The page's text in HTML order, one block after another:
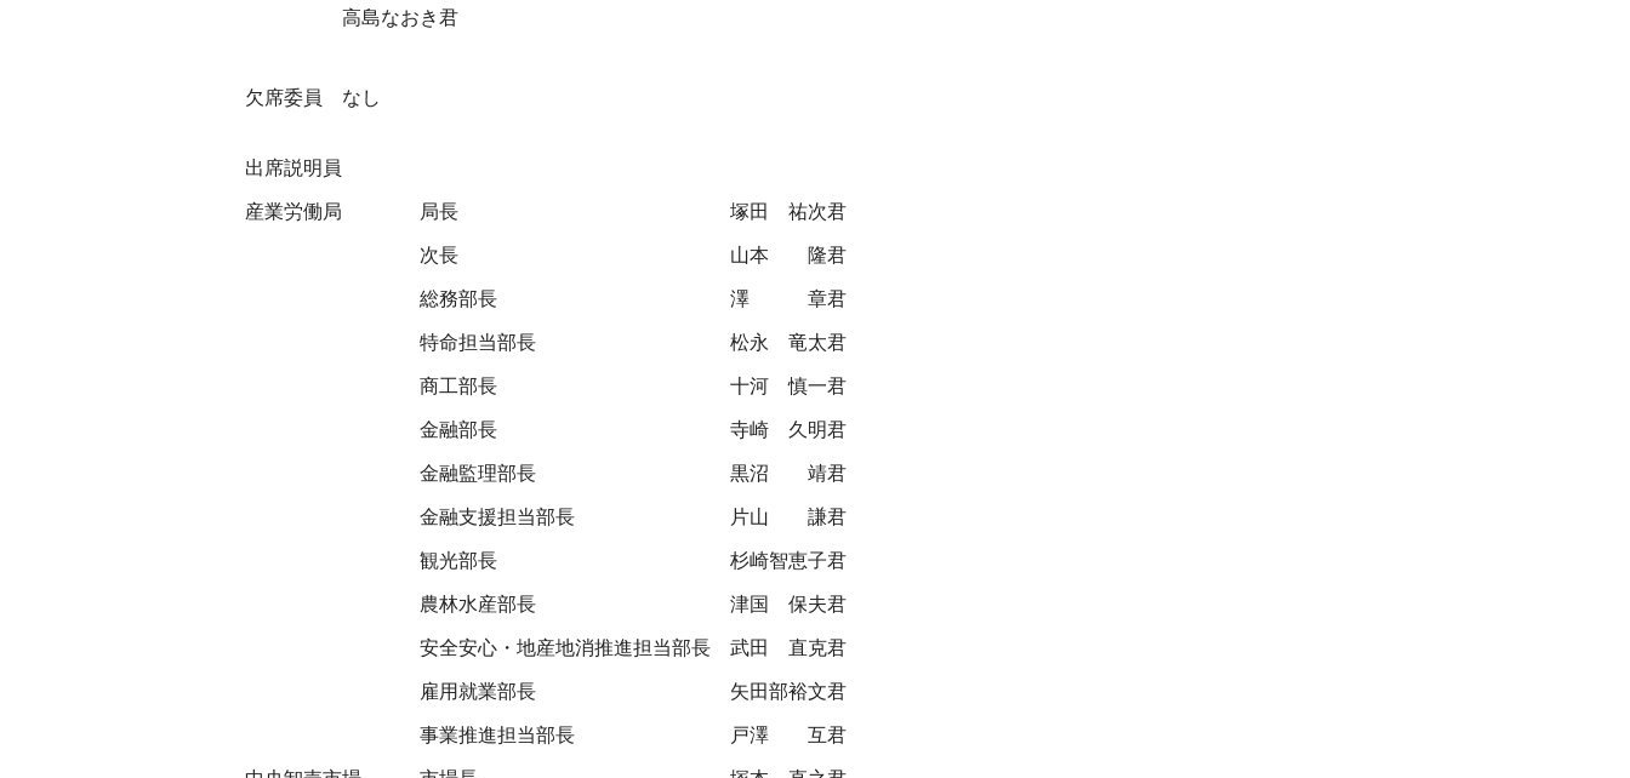
高島なおき君
欠席委員 なし
出席説明員
産業労働局 局長 塚田 祐次君
次長 山本 隆君
総務部長 澤 章君
特命担当部長 松永 竜太君
商工部長 十河 慎一君
金融部長 寺崎 久明君
金融監理部長 黒沼 靖君
金融支援担当部長 片山 謙君
観光部長 杉崎智恵子君
農林水産部長 津国 保夫君
安全安心・地産地消推進担当部長 武田 直克君
雇用就業部長 矢田部裕文君
事業推進担当部長 戸澤 互君